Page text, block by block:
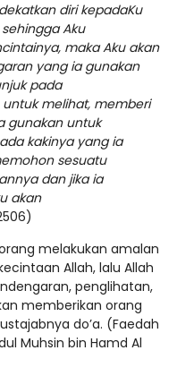
diri kepadaKu
Aku
maka Aku akan
yang ia gunakan
pada
melihat, memberi
gunakan untuk
kakinya yang ia
sesuatu
dan jika ia
akan
melakukan amalan
Allah, lalu Allah
penglihatan,
memberikan orang
do’a. (Faedah
Muhsin bin Hamd Al